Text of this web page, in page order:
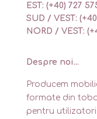
EST: (+40) 727
SUD / VEST:
NORD / VEST:
Despre noi...
Producem
formate din
pentru